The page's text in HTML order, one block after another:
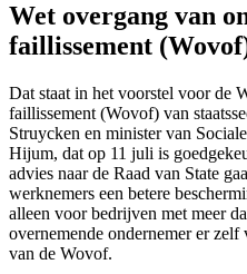
Wet overgang van
faillissement
Dat staat in het voorstel voor de
faillissement (Wovof) van
Struycken en minister van
Hijum, dat op 11 juli is
advies naar de Raad van State
werknemers een betere
alleen voor bedrijven met meer
overnemende ondernemer er
van de Wovof.